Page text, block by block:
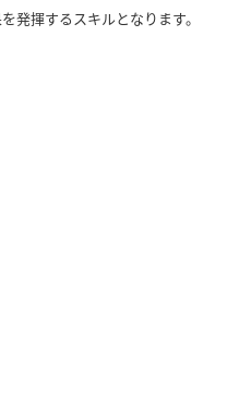
発揮するスキルとなります。